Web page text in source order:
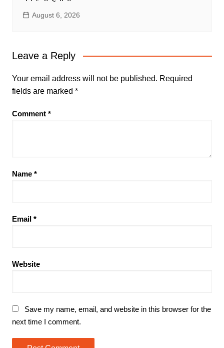
August 6, 2026
Leave a Reply
Your email address will not be published. Required
fields are marked *
Comment *
Name *
Email *
Website
Save my name, email, and website in this browser for the
next time I comment.